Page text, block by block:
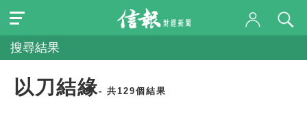
搜尋結果
以刀結緣- 共129個結果